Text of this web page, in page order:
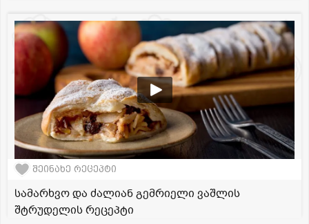
შეინახე რეცეპტი
სამარხვო და ძალიან გემრიელი ვაშლის
შტრუდელის რეცეპტი